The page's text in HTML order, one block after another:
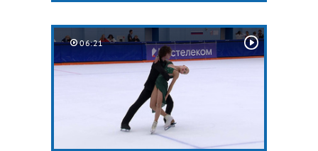
06:21